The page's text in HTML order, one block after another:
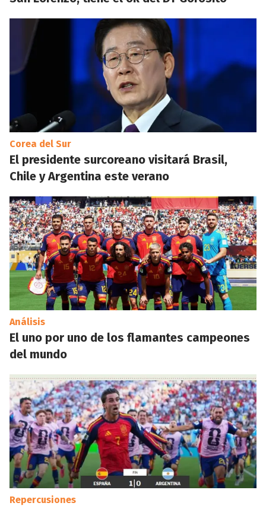
Corea del Sur
El presidente surcoreano visitará Brasil,
Chile y Argentina este verano
Análisis
El uno por uno de los flamantes campeones
del mundo
Repercusiones